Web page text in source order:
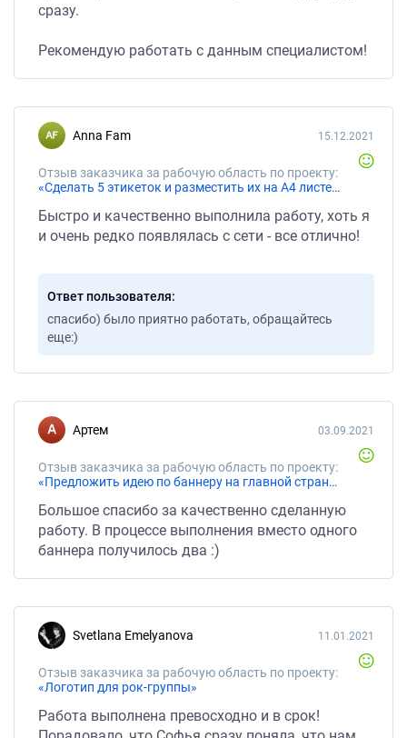
сразу.
Рекомендую работать с данным специалистом!
Anna Fam
Отзыв заказчика за рабочую область по проекту:
«Сделать 5 этикеток и разместить их на А4 листе для печати»
15.12.2021
Быстро и качественно выполнила работу, хоть я
и очень редко появлялась с сети - все отлично!
Ответ пользователя
спасибо) было приятно работать, обращайтесь
еще:)
Артем
Отзыв заказчика за рабочую область по проекту:
«Предложить идею по баннеру на главной странице сайта»
03.09.2021
Большое спасибо за качественно сделанную
работу. В процессе выполнения вместо одного
баннера получилось два :)
Svetlana Emelyanova
Отзыв заказчика за рабочую область по проекту:
«Логотип для рок-группы»
11.01.2021
Работа выполнена превосходно и в срок!